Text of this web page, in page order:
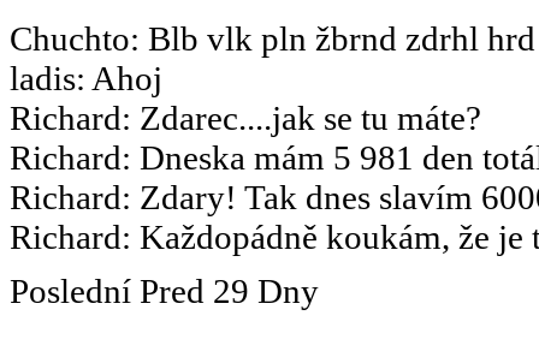
Chuchto: Blb vlk pln žbrnd zdrhl
ladis: Ahoj
Richard: Zdarec....jak se tu máte?
Richard: Dneska mám 5 981 den
Richard: Zdary! Tak dnes slavím
Richard: Každopádně koukám, že
Poslední Pred 29 Dny